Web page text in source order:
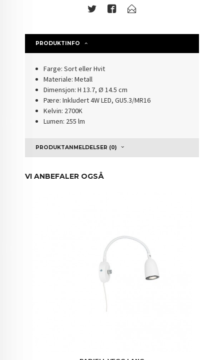
PRODUKTINFO
Farge: Sort eller Hvit
Materiale: Metall
Dimensjon: H 13.7, Ø 14.5 cm
Pære: Inkludert 4W LED, GU5.3/MR16
Kelvin: 2700K
Lumen: 255 lm
PRODUKTANMELDELSER (0)
VI ANBEFALER OGSÅ